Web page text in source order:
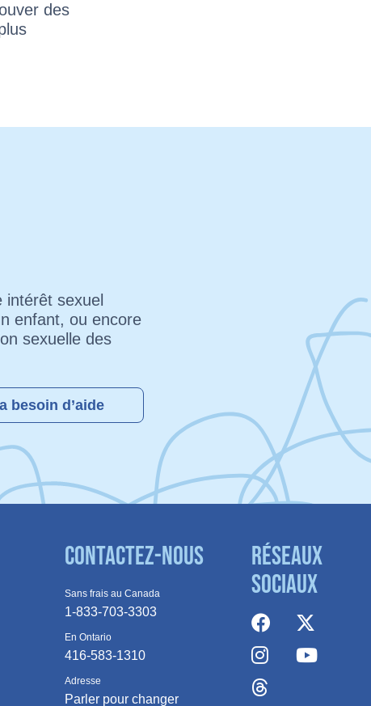
des
intérêt sexuel
enfant, ou encore
sexuelle des
besoin d’aide
Contactez-nous
Sans frais au Canada
1-833-703-3303
En Ontario
416-583-1310
Adresse
Parler pour changer
Réseaux
sociaux